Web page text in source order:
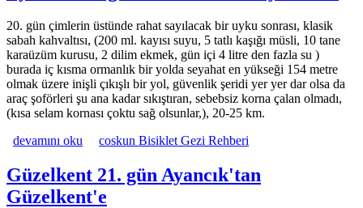
20. gün çimlerin üstünde rahat sayılacak bir uyku sonrası, klasik
sabah kahvaltısı, (200 ml. kayısı suyu, 5 tatlı kaşığı müsli, 10 tane
karaüzüm kurusu, 2 dilim ekmek, gün içi 4 litre den fazla su )
burada iç kısma ormanlık bir yolda seyahat en yükseği 154 metre
olmak üzere inişli çıkışlı bir yol, güvenlik şeridi yer yer dar olsa da
araç şoförleri şu ana kadar sıkıştıran, sebebsiz korna çalan olmadı,
(kısa selam kornası çoktu sağ olsunlar,), 20-25 km.
Ayancık 20. gün Sarıkum'dan Ayancık'a hakkında
devamını oku coskun Bisiklet Gezi Rehberi
Güzelkent 21. gün Ayancık'tan
Güzelkent'e